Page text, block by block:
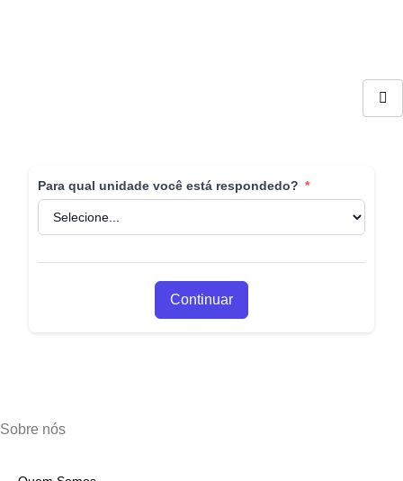
Para qual unidade você está respondedo? *
Continuar
Sobre nós